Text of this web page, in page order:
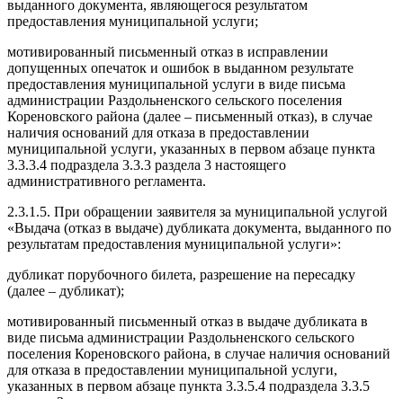
выданного документа, являющегося результатом
предоставления муниципальной услуги;
мотивированный письменный отказ в исправлении
допущенных опечаток и ошибок в выданном результате
предоставления муниципальной услуги в виде письма
администрации Раздольненского сельского поселения
Кореновского района (далее – письменный отказ), в случае
наличия оснований для отказа в предоставлении
муниципальной услуги, указанных в первом абзаце пункта
3.3.3.4 подраздела 3.3.3 раздела 3 настоящего
административного регламента.
2.3.1.5. При обращении заявителя за муниципальной услугой
«Выдача (отказ в выдаче) дубликата документа, выданного по
результатам предоставления муниципальной услуги»:
дубликат порубочного билета, разрешение на пересадку
(далее – дубликат);
мотивированный письменный отказ в выдаче дубликата в
виде письма администрации Раздольненского сельского
поселения Кореновского района, в случае наличия оснований
для отказа в предоставлении муниципальной услуги,
указанных в первом абзаце пункта 3.3.5.4 подраздела 3.3.5